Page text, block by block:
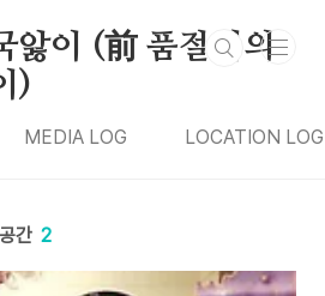
앓이 (前 품절녀의
)
MEDIA LOG LOCATION LOG
간 2